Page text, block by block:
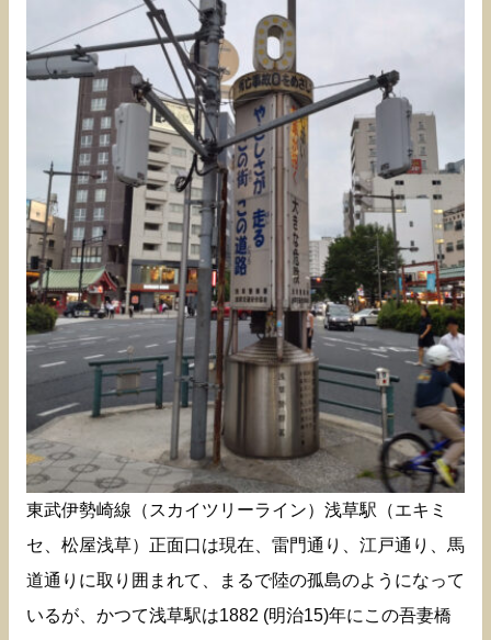
東武伊勢崎線（スカイツリーライン）浅草駅（エキミ
セ、松屋浅草）正面口は現在、雷門通り、江戸通り、馬
道通りに取り囲まれて、まるで陸の孤島のようになって
いるが、かつて浅草駅は1882 (明治15)年にこの吾妻橋